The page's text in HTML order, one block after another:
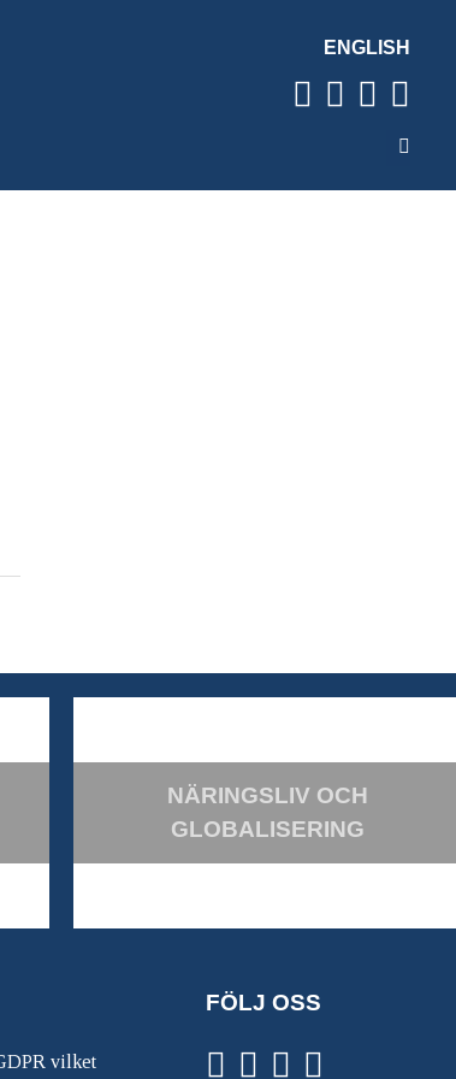
ENGLISH
NÄRINGSLIV OCH
GLOBALISERING
vilket
FÖLJ OSS